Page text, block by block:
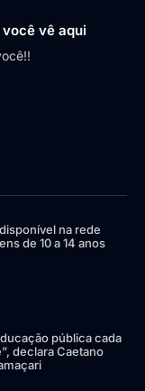
vê aqui
na rede
de 10 a 14 anos
pública cada
declara Caetano